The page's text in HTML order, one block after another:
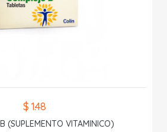
$ 1.48
(SUPLEMENTO VITAMINICO)